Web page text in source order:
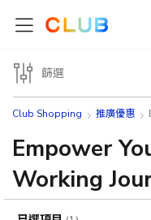
Club Shopping 推廣優惠
Empower
Working
篩選